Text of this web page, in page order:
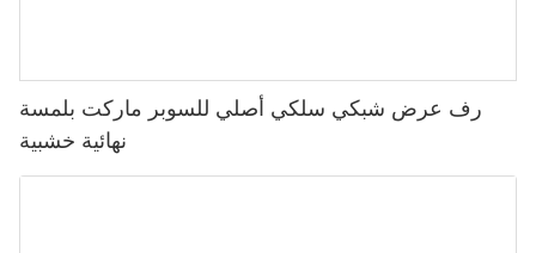
رف عرض شبكي سلكي أصلي للسوبر ماركت بلمسة
نهائية خشبية